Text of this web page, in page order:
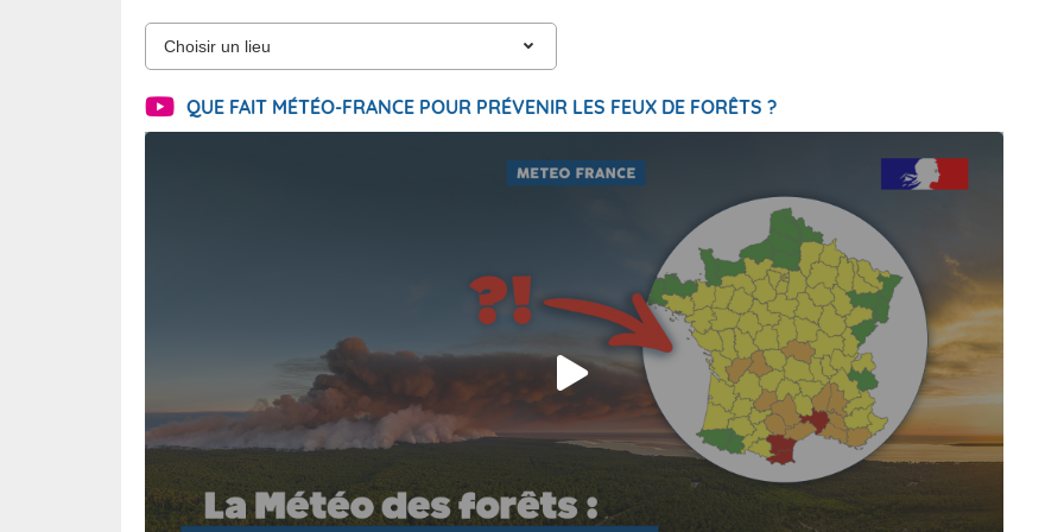
QUE FAIT MÉTÉO-FRANCE POUR PRÉVENIR LES FEUX DE FORÊTS ?